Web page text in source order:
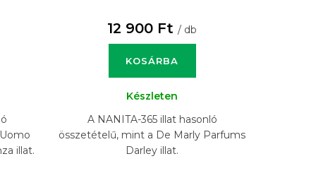
illat.
12 900 Ft/ db
KOSÁRBA
Készleten
A NANITA-365 illat hasonló
összetételű, mint a De Marly Parfums
Darley illat.